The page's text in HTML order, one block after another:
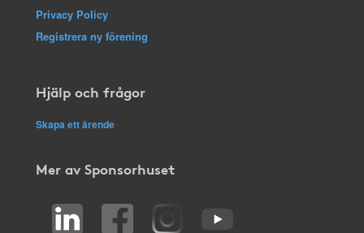
Privacy Policy
Registrera ny förening
Hjälp och frågor
Skapa ett ärende
Mer av Sponsorhuset